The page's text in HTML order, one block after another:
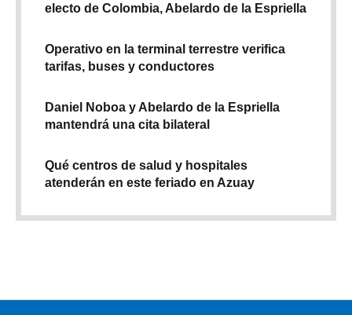
electo de Colombia, Abelardo de la Espriella
Operativo en la terminal terrestre verifica
tarifas, buses y conductores
Daniel Noboa y Abelardo de la Espriella
mantendrá una cita bilateral
Qué centros de salud y hospitales
atenderán en este feriado en Azuay